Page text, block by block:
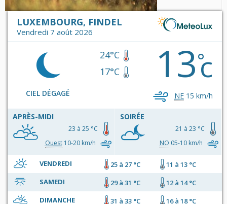
LUXEMBOURG, FINDEL
Vendredi 7 août 2026
CIEL DÉGAGÉ
24°C
17°C
13°c
NE 15 km/h
APRÈS-MIDI
23 à 25 °C
Ouest10-20 km/h
SOIRÉE
21 à 23 °C
NO 05-10 km/h
VENDREDI 25 à 27 °C
11 à 13 °C
SAMEDI
29 à 31 °C
12 à 14 °C
DIMANCHE
31 à 33 °C
16 à 18 °C